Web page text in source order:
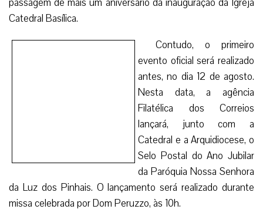
Catedral Basílica.
Contudo, o primeiro evento oficial será realizado antes,
no dia 12 de agosto. Nesta data, a agência Filatélica dos
Correios lançará, junto com a Catedral e a Arquidiocese, o
Selo Postal do Ano Jubilar da Paróquia Nossa Senhora da
Luz dos Pinhais. O lançamento será realizado durante missa
celebrada por Dom Peruzzo, às 10h.
Vale ressaltar que, ainda em 2018, deve ser inaugurado
na Catedral um jardim com a réplica da imagem da
Padroeira. (LMI)
Da redação Gaudium Press, com informações da